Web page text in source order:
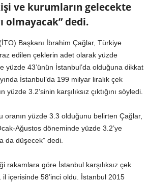
ve kurumların gelecekte
olmayacak” dedi.
Başkanı İbrahim Çağlar, Türkiye
edilen çeklerin adet olarak yüzde
yüzde 43’ünün İstanbul’da olduğuna dikkat
İstanbul’da 199 milyar liralık çek
3.2’sinin karşılıksız çıktığını söyledi.
oranın yüzde 3.3 olduğunu belirten Çağlar,
Ağustos döneminde yüzde 3.2’ye
da düşecek” dedi.
rakamlara göre İstanbul karşılıksız çek
il içerisinde 58’inci oldu. İstanbul 2015